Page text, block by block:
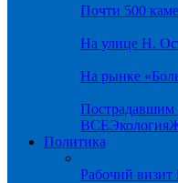
Почти 500
На улице Н.
На рынке
Пострадавшим
ВСЕЭкология
Политика
Рабочий визит